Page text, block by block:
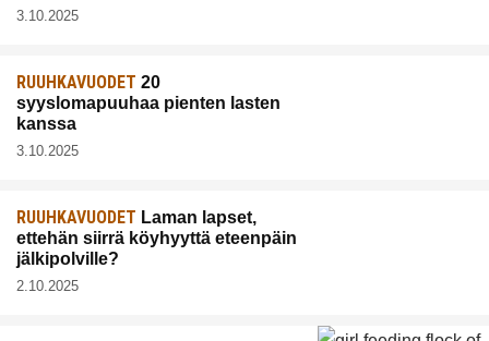
3.10.2025
RUUHKAVUODET 20
syyslomapuuhaa pienten lasten
kanssa
3.10.2025
RUUHKAVUODET Laman lapset,
ettehän siirrä köyhyyttä eteenpäin
jälkipolville?
2.10.2025